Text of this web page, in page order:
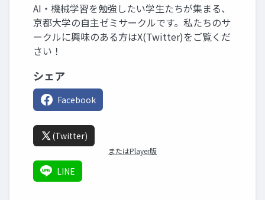
AI・機械学習を勉強したい学生たちが集まる、
京都大学の自主ゼミサークルです。私たちのサ
ークルに興味のある方はX(Twitter)をご覧くだ
さい！
シェア
Facebook
(Twitter)
またはPlayer版
LINE